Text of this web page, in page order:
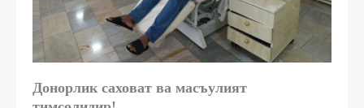
Донорлик саховат ва масъулият